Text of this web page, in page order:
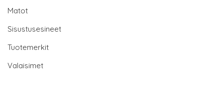
Matot
Sisustusesineet
Tuotemerkit
Valaisimet